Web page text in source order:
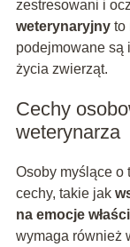
zestresowani i
weterynaryjnyto
podejmowane są
życia zwierząt.
Cechy
weterynarza
Osoby myślące o
cechy, takie jak
na emocje
wymaga również